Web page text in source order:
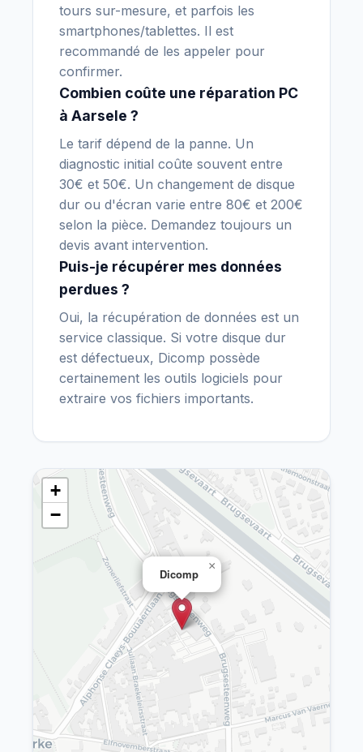
tours sur-mesure, et parfois les
smartphones/tablettes. Il est
recommandé de les appeler pour
confirmer.
Combien coûte une réparation PC
à Aarsele ?
Le tarif dépend de la panne. Un
diagnostic initial coûte souvent entre
30€ et 50€. Un changement de disque
dur ou d'écran varie entre 80€ et 200€
selon la pièce. Demandez toujours un
devis avant intervention.
Puis-je récupérer mes données
perdues ?
Oui, la récupération de données est un
service classique. Si votre disque dur
est défectueux, Dicomp possède
certainement les outils logiciels pour
extraire vos fichiers importants.
Dicomp
×
+
−